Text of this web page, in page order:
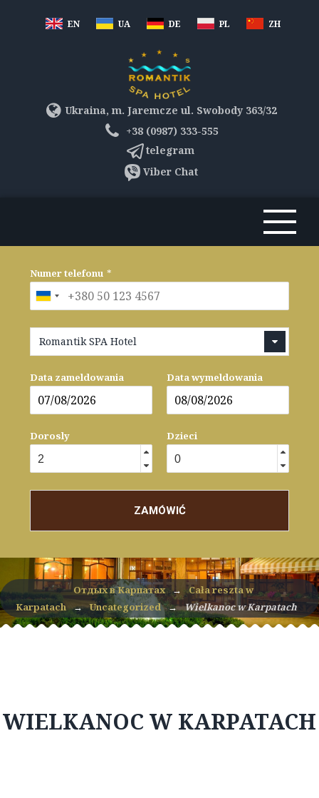
EN UA DE PL ZH
Ukraina, m. Jaremcze ul. Swobody 363/32
+38 (0987) 333-555
telegram
Viber Chat
Numer telefonu *
Romantik SPA Hotel
Data zameldowania Data wymeldowania
Dorosly Dzieci
ZAMÓWIĆ
Отдых в Карпатах →
Cała reszta w
Karpatach → Uncategorized → Wielkanoc w Karpatach
WIELKANOC W KARPATACH